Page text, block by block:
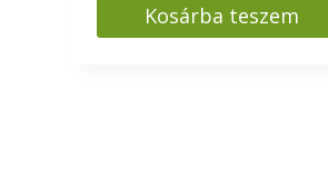
Kosárba teszem